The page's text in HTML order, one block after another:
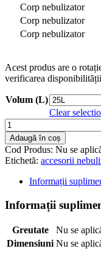
Corp nebulizator
Corp nebulizator
Corp nebulizator
Acest produs are o
verificarea
Volum (L)
Clear
Cantitate
Corp
nebulizator
Adaugă în coș
Cod Produs: Nu se
Etichetă: accesorii
Informații
Informații
Greutate
Nu se
Dimensiuni Nu se